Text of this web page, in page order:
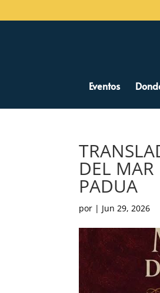
Eventos
DEL
PADUA
por | Jun 29, 2026